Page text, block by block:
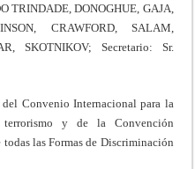
TRINDADE, DONOGHUE, GAJA,
CRAWFORD, SALAM,
SKOTNIKOV; Secretario: Sr.
Convenio Internacional para la
y de la Convención
las Formas de Discriminación